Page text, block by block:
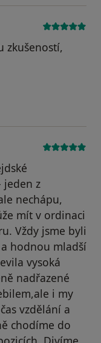
zkušeností,
jeden z
nechápu,
mít v ordinaci
Vždy jsme byli
hodnou mladší
vysoká
nadřazené
i my
vzdělání a
chodíme do